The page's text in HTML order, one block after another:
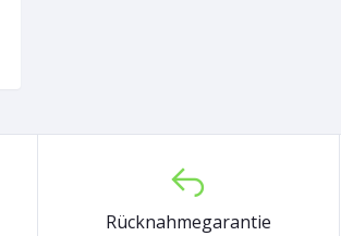
Rücknahmegarantie